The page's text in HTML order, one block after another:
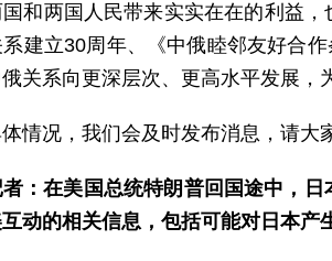
和两国人民带来实实在在的利益
建立30周年、《中俄睦邻友好合
关系向更深层次、更高水平发展，
情况，我们会及时发布消息，请大
：在美国总统特朗普回国途中，
动的相关信息，包括可能对日本